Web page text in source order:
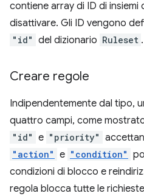
contiene array di ID di insiemi
disattivare. Gli ID vengono
"id" del dizionario Ruleset .
Creare regole
Indipendentemente dal tipo,
quattro campi, come
"id" e "priority"
"action" e "condition"
condizioni di blocco e
regola blocca tutte le